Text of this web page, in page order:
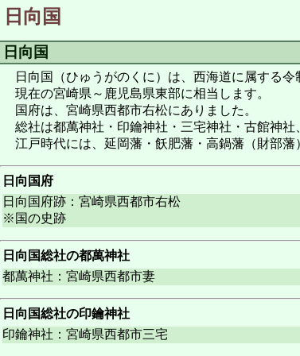
日向国
日向国
日向国（ひゅうがのくに）は、西海道に属する令
現在の宮崎県～鹿児島県東部に相当します。
国府は、宮崎県西都市右松にありました。
総社は都萬神社・印鑰神社・三宅神社・古館神社
江戸時代には、延岡藩・飫肥藩・高鍋藩（財部藩
日向国府
日向国府跡：宮崎県西都市右松
※国の史跡
日向国総社の都萬神社
都萬神社：宮崎県西都市妻
日向国総社の印鑰神社
印鑰神社：宮崎県西都市三宅